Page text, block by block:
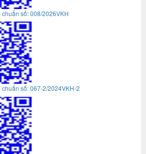
số: 008/2026VKH
số: 067-2/2024VKH-2